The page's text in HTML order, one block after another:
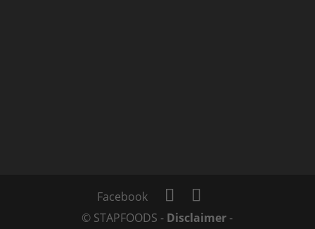
Facebook
© STAPFOODS - Disclaimer-